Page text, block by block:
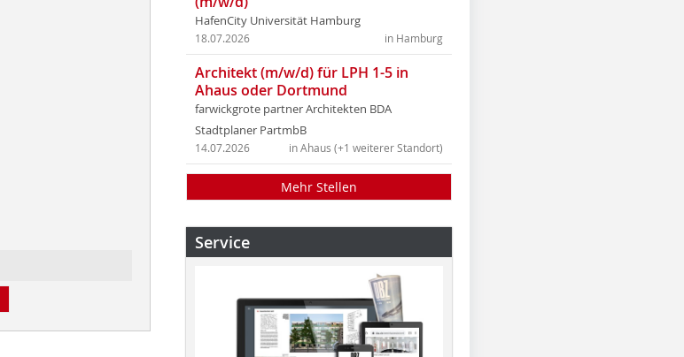
HafenCity Universität Hamburg
in Hamburg
18.07.2026
Architekt (m/w/d) für LPH 1-5 in
Ahaus oder Dortmund
farwickgrote partner Architekten BDA
Stadtplaner PartmbB
in Ahaus (+1 weiterer Standort)
14.07.2026
Mehr Stellen
Service